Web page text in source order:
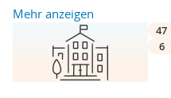
Mehr anzeigen
47
6